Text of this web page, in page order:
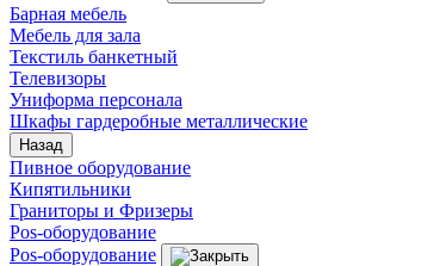
Барная мебель
Мебель для зала
Текстиль банкетный
Телевизоры
Униформа персонала
Шкафы гардеробные металлические
Назад
Пивное оборудование
Кипятильники
Граниторы и Фризеры
Pos-оборудование
Pos-оборудование